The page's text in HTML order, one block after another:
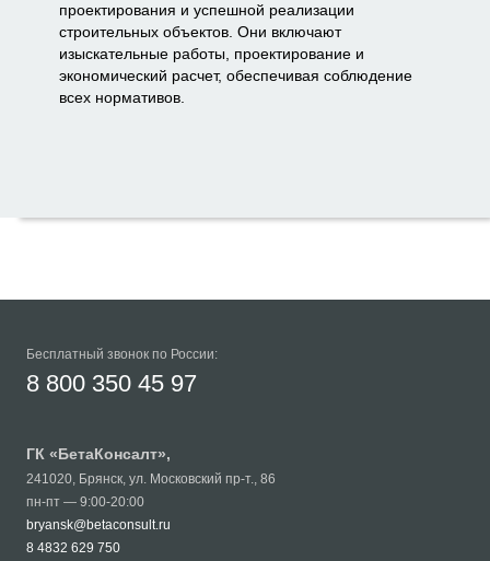
проектирования и успешной реализации
строительных объектов. Они включают
изыскательные работы, проектирование и
экономический расчет, обеспечивая соблюдение
всех нормативов.
Бесплатный звонок по России:
8 800 350 45 97
ГК « БетаКонсалт»,
241020, Брянск, ул. Московский пр-т., 86
пн-пт — 9:00-20:00
bryansk@betaconsult.ru
8 4832 629 750